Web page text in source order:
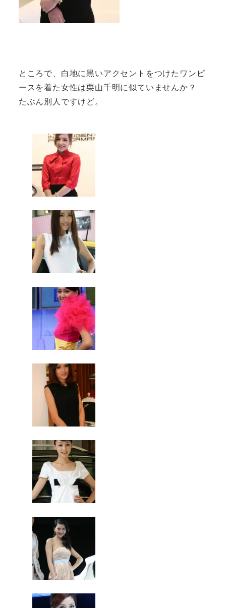
ところで、白地に黒いアクセントをつけたワンピ
ースを着た女性は栗山千明に似ていませんか？
たぶん別人ですけど。